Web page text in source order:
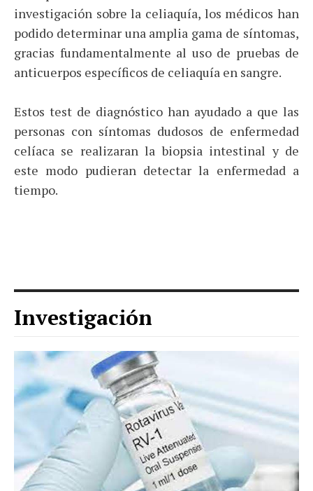
investigación sobre la celiaquía, los médicos han
podido determinar una amplia gama de síntomas,
gracias fundamentalmente al uso de pruebas de
anticuerpos específicos de celiaquía en sangre.
Estos test de diagnóstico han ayudado a que las
personas con síntomas dudosos de enfermedad
celíaca se realizaran la biopsia intestinal y de
este modo pudieran detectar la enfermedad a
tiempo.
Investigación